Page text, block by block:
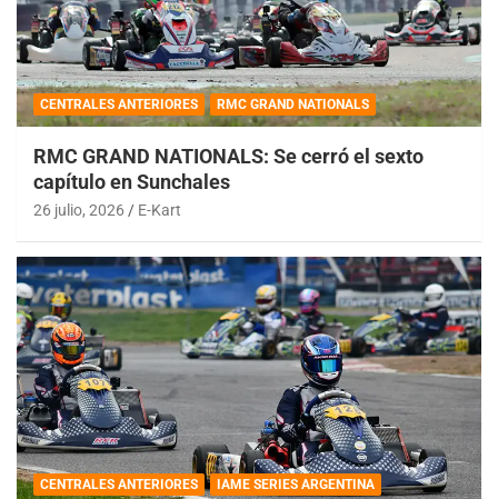
CENTRALES ANTERIORES RMC GRAND NATIONALS
RMC GRAND NATIONALS: Se cerró el sexto
capítulo en Sunchales
26 julio, 2026 E-Kart
CENTRALES ANTERIORES
IAME SERIES ARGENTINA